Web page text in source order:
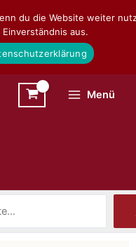
Menü
du die Website weiter
aus.